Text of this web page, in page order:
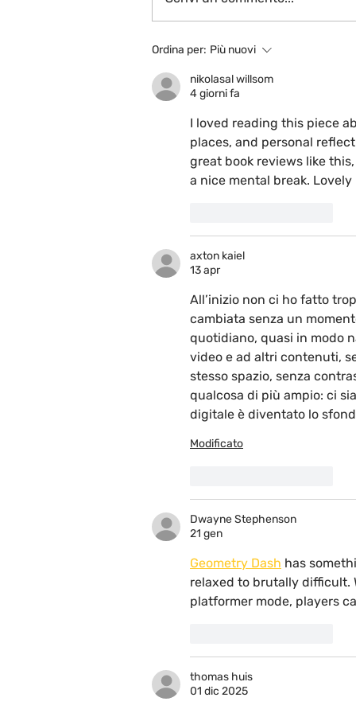
Ordina per: Più nuovi
nikolasal willsom
4 giorni fa
I loved reading this piece
places, and personal
great book reviews like
a nice mental break. Lovely
axton kaiel
13 apr
All’inizio non ci ho fatto
cambiata senza un
quotidiano, quasi in modo
video e ad altri contenuti,
stesso spazio, senza
qualcosa di più ampio: ci
digitale è diventato lo
Modificato
Dwayne Stephenson
21 gen
Geometry Dash has
relaxed to brutally difficult.
platformer mode, players
thomas huis
01 dic 2025